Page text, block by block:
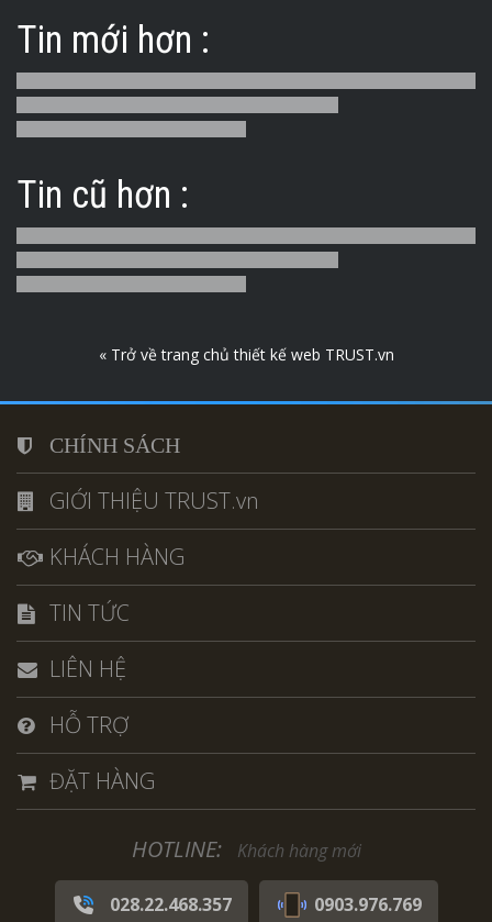
Tin mới hơn :
Tin cũ hơn :
« Trở về trang chủ thiết kế web TRUST.vn
CHÍNH SÁCH
GIỚI THIỆU TRUST.vn
KHÁCH HÀNG
TIN TỨC
LIÊN HỆ
HỖ TRỢ
ĐẶT HÀNG
HOTLINE: Khách hàng mới
028.22.468.357 0903.976.769